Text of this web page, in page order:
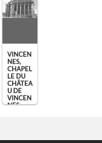
VINCEN
NES,
CHAPEL
LE DU
CHÂTEA
U DE
VINCEN
NES